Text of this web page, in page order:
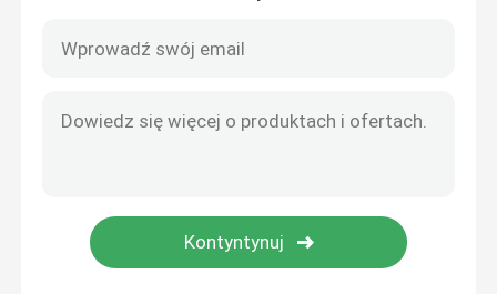
Zamykany amortyzator gazowy